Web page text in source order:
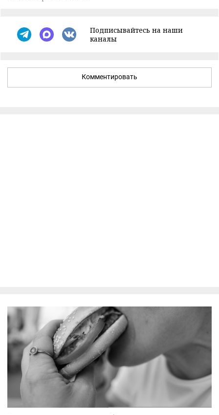
Подписывайтесь на наши
каналы
Комментировать